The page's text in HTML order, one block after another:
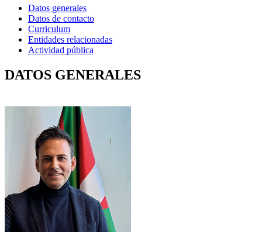
Datos generales
Datos de contacto
Curriculum
Entidades relacionadas
Actividad pública
DATOS GENERALES